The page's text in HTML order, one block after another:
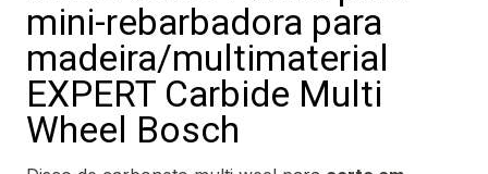
mini-rebarbadora para
madeira/multimaterial
EXPERT Carbide Multi
Wheel Bosch